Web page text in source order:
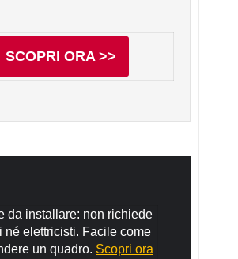
SCOPRI ORA >>
da installare: non richiede
né elettricisti. Facile come
un quadro. Scopri ora